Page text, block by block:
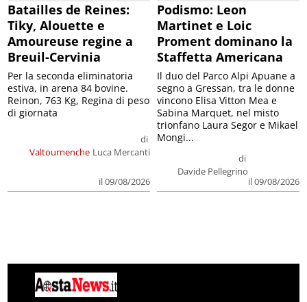
Batailles de Reines:
Tiky, Alouette e
Amoureuse regine a
Breuil-Cervinia
Valtournenche
di
Luca Mercanti
il 09/08/2026
Per la seconda eliminatoria
estiva, in arena 84 bovine.
Reinon, 763 Kg, Regina di peso
di giornata
Podismo: Leon
Martinet e Loic
Proment dominano la
Staffetta Americana
di
Davide Pellegrino
il 09/08/2026
Il duo del Parco Alpi Apuane a
segno a Gressan, tra le donne
vincono Elisa Vitton Mea e
Sabina Marquet, nel misto
trionfano Laura Segor e Mikael
Mongi...